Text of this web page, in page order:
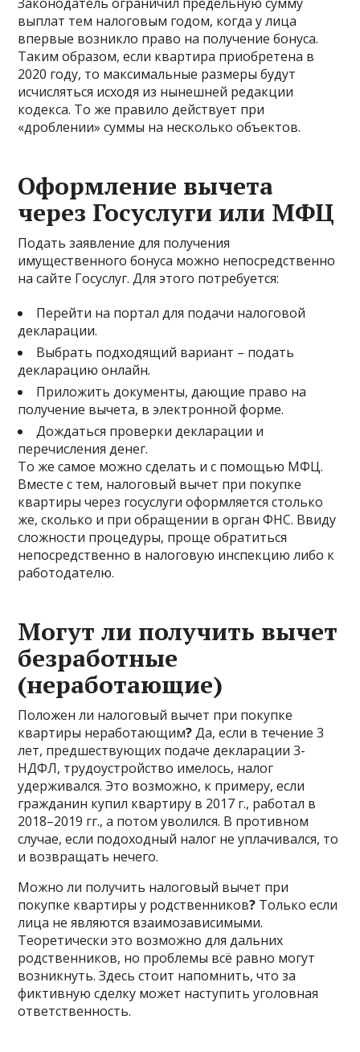
выплат тем налоговым годом, когда у лица
впервые возникло право на получение бонуса.
Таким образом, если квартира приобретена в
2020 году, то максимальные размеры будут
исчисляться исходя из нынешней редакции
кодекса. То же правило действует при
«дроблении» суммы на несколько объектов.
Оформление вычета
через Госуслуги или МФЦ
Подать заявление для получения
имущественного бонуса можно непосредственно
на сайте Госуслуг. Для этого потребуется:
Перейти на портал для подачи налоговой
декларации.
Выбрать подходящий вариант – подать
декларацию онлайн.
Приложить документы, дающие право на
получение вычета, в электронной форме.
Дождаться проверки декларации и
перечисления денег.
То же самое можно сделать и с помощью МФЦ.
Вместе с тем, налоговый вычет при покупке
квартиры через госуслуги оформляется столько
же, сколько и при обращении в орган ФНС. Ввиду
сложности процедуры, проще обратиться
непосредственно в налоговую инспекцию либо к
работодателю.
Могут ли получить вычет
безработные
(неработающие)
Положен ли налоговый вычет при покупке
квартиры неработающим?Да, если в течение 3
лет, предшествующих подаче декларации 3-
НДФЛ, трудоустройство имелось, налог
удерживался. Это возможно, к примеру, если
гражданин купил квартиру в 2017 г., работал в
2018–2019 гг., а потом уволился. В противном
случае, если подоходный налог не уплачивался, то
и возвращать нечего.
Можно ли получить налоговый вычет при
покупке квартиры у родственников? Только если
лица не являются взаимозависимыми.
Теоретически это возможно для дальних
родственников, но проблемы всё равно могут
возникнуть. Здесь стоит напомнить, что за
фиктивную сделку может наступить уголовная
ответственность.